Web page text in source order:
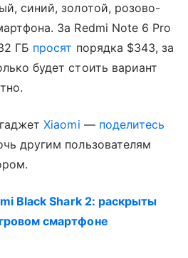
синий, золотой, розово-
За Redmi Note 6 Pro
ГБ просят порядка $343, за
будет стоить вариант
Xiaomi — поделитесь
другим пользователям
Black Shark 2: раскрыты
смартфоне